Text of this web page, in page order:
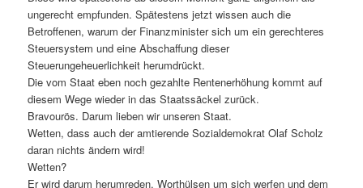
ungerecht empfunden. Spätestens jetzt wissen auch die
Betroffenen, warum der Finanzminister sich um ein gerechteres
Steuersystem und eine Abschaffung dieser
Steuerungeheuerlichkeit herumdrückt.
Die vom Staat eben noch gezahlte Rentenerhöhung kommt auf
diesem Wege wieder in das Staatssäckel zurück.
Bravourös. Darum lieben wir unseren Staat.
Wetten, dass auch der amtierende Sozialdemokrat Olaf Scholz
daran nichts ändern wird!
Wetten?
Er wird darum herumreden, Worthülsen um sich werfen und dem